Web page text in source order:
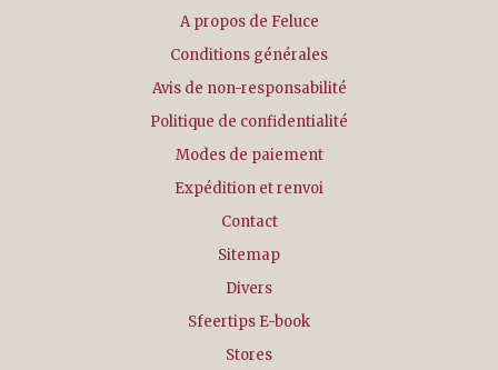
A propos de Feluce
Conditions générales
Avis de non-responsabilité
Politique de confidentialité
Modes de paiement
Expédition et renvoi
Contact
Sitemap
Divers
Sfeertips E-book
Stores